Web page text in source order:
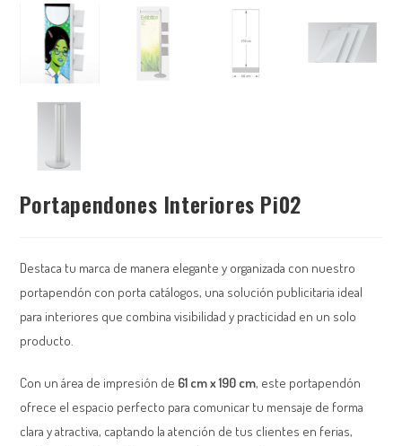
Portapendones Interiores Pi02
Destaca tu marca de manera elegante y organizada con nuestro
portapendón con porta catálogos, una solución publicitaria ideal
para interiores que combina visibilidad y practicidad en un solo
producto.
Con un área de impresión de 61 cm x 190 cm, este portapendón
ofrece el espacio perfecto para comunicar tu mensaje de forma
clara y atractiva, captando la atención de tus clientes en ferias,